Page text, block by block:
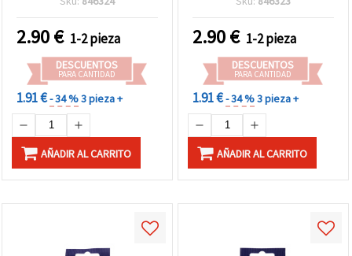
2.90€ 1-2 pieza
DESCUENTOS
PARA CANTIDAD
1.91 €- 34 %3 pieza +
AÑADIR AL CARRITO
2.90€ 1-2 pieza
DESCUENTOS
PARA CANTIDAD
1.91 €- 34 %3 pieza +
AÑADIR AL CARRITO